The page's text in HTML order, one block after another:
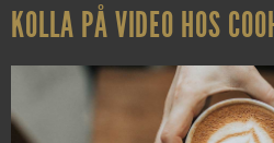
KOLLA PÅ VIDEO HOS